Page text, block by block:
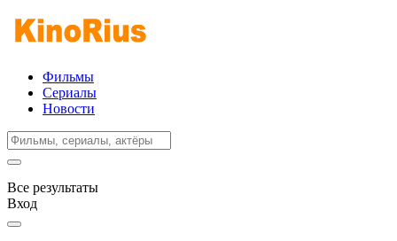
Фильмы
Сериалы
Новости
Все результаты
Вход